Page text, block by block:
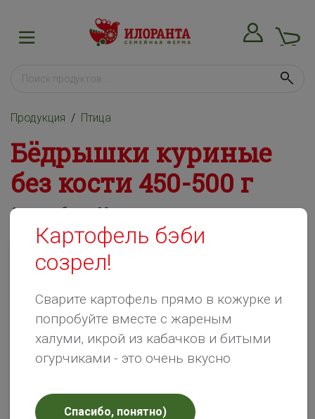
Продукция Птица
Бёдрышки куриные
без кости 450-500 г
Артикул: бедр-02
Картофель бэби
созрел!
Сварите картофель прямо в кожурке и
попробуйте вместе с жареным
халуми, икрой из кабачков и битыми
огурчиками - это очень вкусно
Спасибо, понятно)